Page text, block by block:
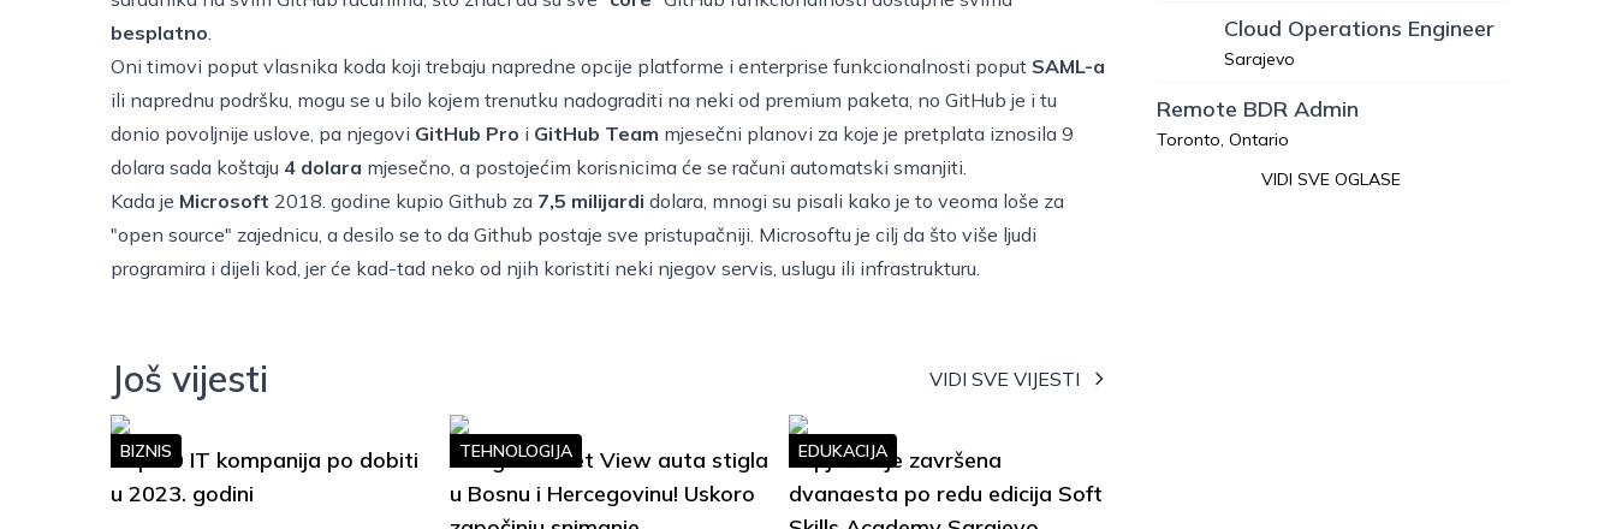
besplatno.
Oni timovi poput vlasnika koda koji trebaju napredne opcije platforme i enterprise funkcionalnosti poput SAML-a
ili naprednu podršku, mogu se u bilo kojem trenutku nadograditi na neki od premium paketa, no GitHub je i tu
donio povoljnije uslove, pa njegovi GitHub Pro i GitHub Team mjesečni planovi za koje je pretplata iznosila 9
dolara sada koštaju 4 dolara mjesečno, a postojećim korisnicima će se računi automatski smanjiti.
Kada je Microsoft 2018. godine kupio Github za 7,5 milijardi dolara, mnogi su pisali kako je to veoma loše za
"open source" zajednicu, a desilo se to da Github postaje sve pristupačniji. Microsoftu je cilj da što više ljudi
programira i dijeli kod, jer će kad-tad neko od njih koristiti neki njegov servis, uslugu ili infrastrukturu.
Još vijesti VIDI SVE VIJESTI
Top 10 IT kompanija po dobiti
u 2023. godini
BIZNIS
Google Street View auta stigla
u Bosnu i Hercegovinu! Uskoro
TEHNOLOGIJA
Uspješno je završena
dvanaesta po redu edicija Soft
EDUKACIJA
Cloud Operations Engineer
Sarajevo
Remote BDR Admin
Toronto, Ontario
VIDI SVE OGLASE